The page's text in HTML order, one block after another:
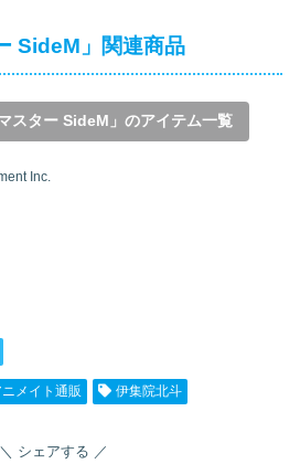
SideM」関連商品
スター SideM」のアイテム一覧
Inc.
ニメイト通販 伊集院北斗
シェアする